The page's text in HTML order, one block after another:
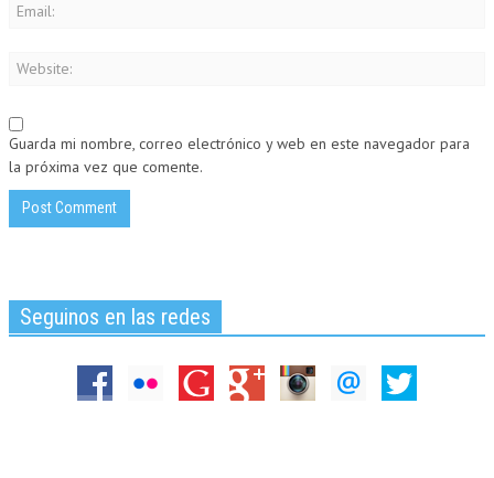
Guarda mi nombre, correo electrónico y web en este navegador para
la próxima vez que comente.
Seguinos en las redes